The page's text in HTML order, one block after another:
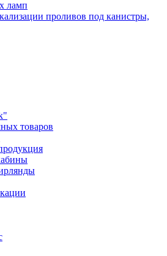
ламп
проливов под канистры,
товаров